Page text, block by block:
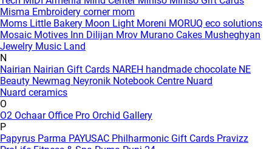
Misma Embroidery corner mom
Moms Little Bakery Moon Light Moreni MORUQ eco solutions
Mosaic Motives Inn Dilijan Mrov Murano Cakes Musheghyan
Jewelry Music Land
N
Nairian Nairian Gift Cards NAREH handmade chocolate NE
Beauty Newmag Neyronik Notebook Centre Nuard
Nuard ceramics
O
O2 Ochaar Office Pro Orchid Gallery
P
Papyrus Parma PAYUSAC Philharmonic Gift Cards Pravizz